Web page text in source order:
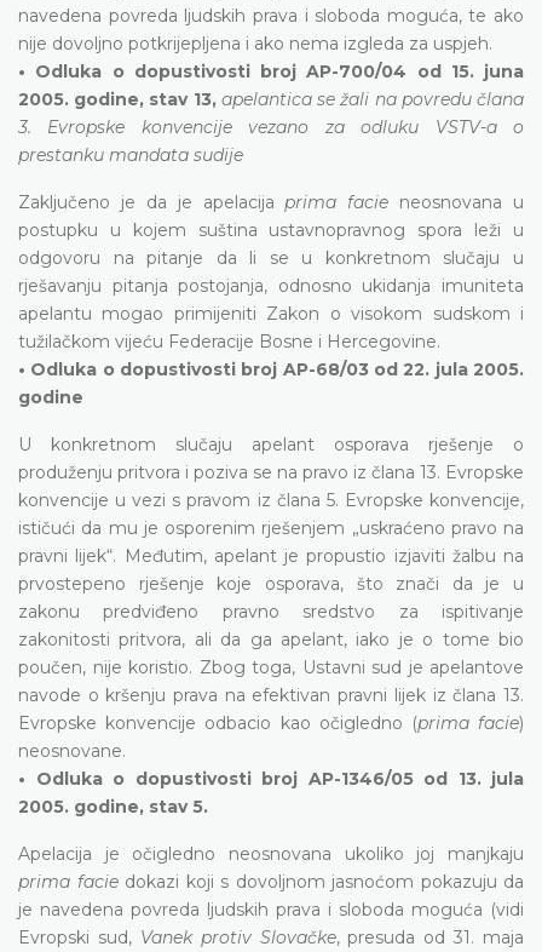
navedena povreda ljudskih prava i sloboda moguća, te ako
nije dovoljno potkrijepljena i ako nema izgleda za uspjeh.
• Odluka o dopustivosti broj AP-700/04 od 15. juna
2005. godine, stav 13, apelantica se žali na povredu člana
3. Evropske konvencije vezano za odluku VSTV-a o
prestanku mandata sudije
Zaključeno je da je apelacijaprima facie neosnovana u
postupku u kojem suština ustavnopravnog spora leži u
odgovoru na pitanje da li se u konkretnom slučaju u
rješavanju pitanja postojanja, odnosno ukidanja imuniteta
apelantu mogao primijeniti Zakon o visokom sudskom i
tužilačkom vijeću Federacije Bosne i Hercegovine.
• Odluka o dopustivosti broj AP-68/03 od 22. jula 2005.
godine
U konkretnom slučaju apelant osporava rješenje o
produženju pritvora i poziva se na pravo iz člana 13. Evropske
konvencije u vezi s pravom iz člana 5. Evropske konvencije,
ističući da mu je osporenim rješenjem „uskraćeno pravo na
pravni lijek“. Međutim, apelant je propustio izjaviti žalbu na
prvostepeno rješenje koje osporava, što znači da je u
zakonu predviđeno pravno sredstvo za ispitivanje
zakonitosti pritvora, ali da ga apelant, iako je o tome bio
poučen, nije koristio. Zbog toga, Ustavni sud je apelantove
navode o kršenju prava na efektivan pravni lijek iz člana 13.
Evropske konvencije odbacio kao očigledno (prima facie)
neosnovane.
• Odluka o dopustivosti broj AP-1346/05 od 13. jula
2005. godine, stav 5.
Apelacija je očigledno neosnovana ukoliko joj manjkaju
prima faciedokazi koji s dovoljnom jasnoćom pokazuju da
je navedena povreda ljudskih prava i sloboda moguća (vidi
Evropski sud, Vanek protiv Slovačke, presuda od 31. maja